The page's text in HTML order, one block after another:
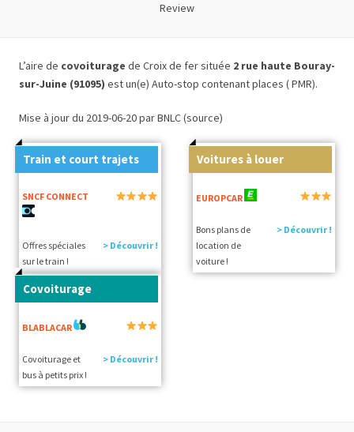
Review
L’aire de covoiturage de Croix de fer située 2 rue haute Bouray-
sur-Juine (91095) est un(e) Auto-stop contenant places ( PMR).
Mise à jour du 2019-06-20 par BNLC (source)
Train et court trajets
SNCF CONNECT
Offres spéciales
sur le train !
> Découvrir !
Voitures à louer
EUROPCAR
Bons plans de
location de
voiture !
> Découvrir !
Covoiturage
BLABLACAR
Covoiturage et
bus à petits prix !
> Découvrir !